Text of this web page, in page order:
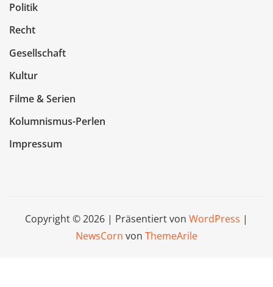
Politik
Recht
Gesellschaft
Kultur
Filme & Serien
Kolumnismus-Perlen
Impressum
Copyright © 2026 | Präsentiert von WordPress |
NewsCorn von ThemeArile